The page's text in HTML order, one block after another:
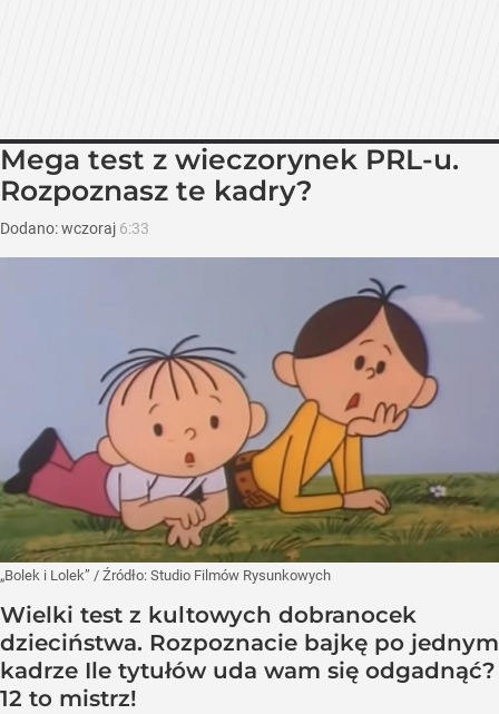
Mega test z wieczorynek PRL-u.
Rozpoznasz te kadry?
Dodano:wczoraj 6:33
„Bolek i Lolek” / Źródło: Studio Filmów Rysunkowych
Wielki test z kultowych dobranocek
dzieciństwa. Rozpoznacie bajkę po jednym
kadrze Ile tytułów uda wam się odgadnąć?
12 to mistrz!